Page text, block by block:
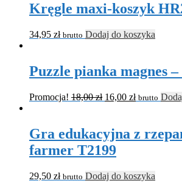
Kręgle maxi-koszyk
34,95 zł brutto Dodaj do koszyka
Puzzle pianka magnes –
Promocja! 18,00zł 16,00 zł brutto
Gra edukacyjna z
farmer T2199
29,50 zł brutto Dodaj do koszyka